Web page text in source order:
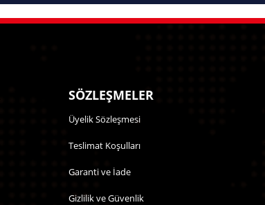
SÖZLEŞMELER
Üyelik Sözleşmesi
Teslimat Koşulları
Garanti ve İade
Gizlilik ve Güvenlik